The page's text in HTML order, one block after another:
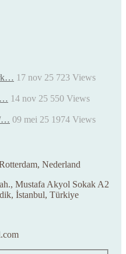
17 nov 25 723 Views
14 nov 25 550 Views
… 09 mei 25 1974 Views
Nederland
Mustafa Akyol Sokak A2
İstanbul, Türkiye